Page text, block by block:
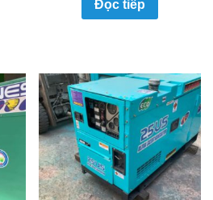
Đọc tiếp